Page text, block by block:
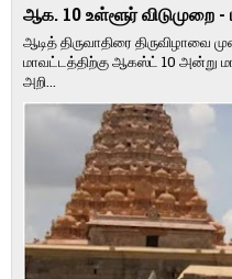
ஆக. 10 உள்ளூர் விடுமுறை -
ஆடித் திருவாதிரை திருவிழாவை
மாவட்டத்திற்கு ஆகஸ்ட் 10 அன்று
அறி...